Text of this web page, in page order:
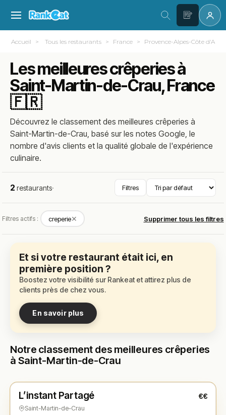
Accueil Tous les restaurants France Provence-Alpes-Côte d'Azur
Les meilleures crêperies à
Saint-Martin-de-Crau, France
🇫🇷
Découvrez le classement des meilleures crêperies à
Saint-Martin-de-Crau, basé sur les notes Google, le
nombre d'avis clients et la qualité globale de l'expérience
culinaire.
2 restaurants· Filtres
Filtres actifs : creperie✕ Supprimer tous les filtres
Et si votre restaurant était ici, en
première position ?
Boostez votre visibilité sur Rankeat et attirez plus de
clients près de chez vous.
En savoir plus
Notre classement des meilleures crêperies
à Saint-Martin-de-Crau
★ N° 1
L’instant Partagé €€
Saint-Martin-de-Crau